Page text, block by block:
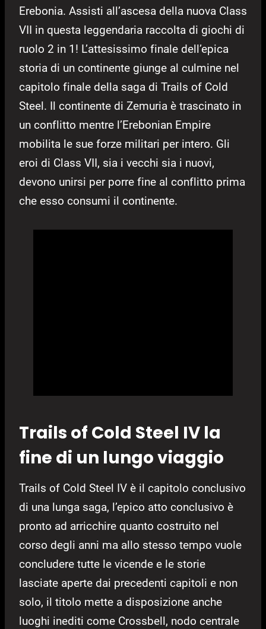
Erebonia. Assisti all’ascesa della nuova Class
VII in questa leggendaria raccolta di giochi di
ruolo 2 in 1! L’attesissimo finale dell’epica
storia di un continente giunge al culmine nel
capitolo finale della saga di Trails of Cold
Steel. Il continente di Zemuria è trascinato in
un conflitto mentre l’Erebonian Empire
mobilita le sue forze militari per intero. Gli
eroi di Class VII, sia i vecchi sia i nuovi,
devono unirsi per porre fine al conflitto prima
che esso consumi il continente.
Trails of Cold Steel IV la
fine di un lungo viaggio
Trails of Cold Steel IV è il capitolo conclusivo
di una lunga saga, l’epico atto conclusivo è
pronto ad arricchire quanto costruito nel
corso degli anni ma allo stesso tempo vuole
concludere tutte le vicende e le storie
lasciate aperte dai precedenti capitoli e non
solo, il titolo mette a disposizione anche
luoghi inediti come Crossbell, nodo centrale